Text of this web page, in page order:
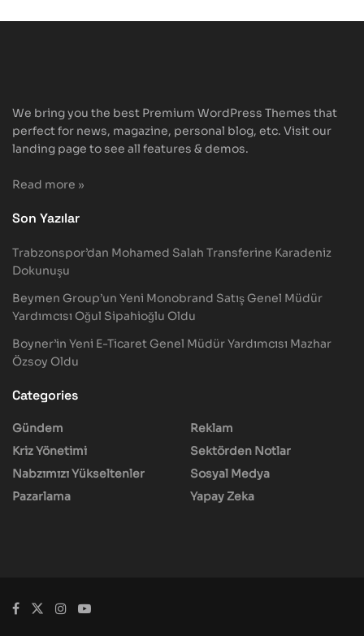
We bring you the best Premium WordPress Themes that
perfect for news, magazine, personal blog, etc. Visit our
landing page to see all features & demos.
Read more »
Son Yazılar
Trabzonspor’dan Mohamed Salah Transferine Karadeniz
Dokunuşu
Beymen Group’un Yeni Monobrand Satış Genel Müdür
Yardımcısı Oğul Sipahioğlu Oldu
Boyner’in Yeni E-Ticaret Genel Müdür Yardımcısı Mazhar
Özsoy Oldu
Categories
Gündem
Kriz Yönetimi
Nabzımızı Yükseltenler
Pazarlama
Reklam
Sektörden Notlar
Sosyal Medya
Yapay Zeka